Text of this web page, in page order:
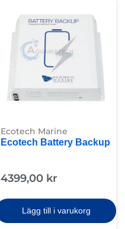
Ecotech Battery Backup
4399,00 kr
Lägg till i varukorg
Ecotech Marine